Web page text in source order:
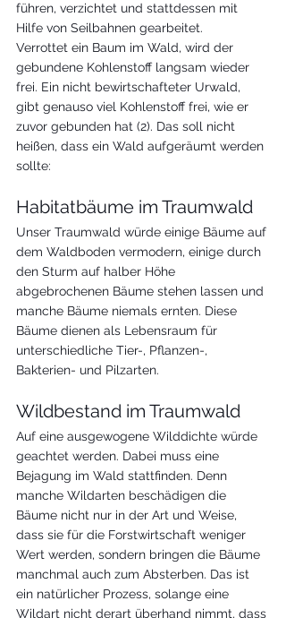
führen, verzichtet und stattdessen mit
Hilfe von Seilbahnen gearbeitet.
Verrottet ein Baum im Wald, wird der
gebundene Kohlenstoff langsam wieder
frei. Ein nicht bewirtschafteter Urwald,
gibt genauso viel Kohlenstoff frei, wie er
zuvor gebunden hat (2). Das soll nicht
heißen, dass ein Wald aufgeräumt werden
sollte:
Habitatbäume im Traumwald
Unser Traumwald würde einige Bäume auf
dem Waldboden vermodern, einige durch
den Sturm auf halber Höhe
abgebrochenen Bäume stehen lassen und
manche Bäume niemals ernten. Diese
Bäume dienen als Lebensraum für
unterschiedliche Tier-, Pflanzen-,
Bakterien- und Pilzarten.
Wildbestand im Traumwald
Auf eine ausgewogene Wilddichte würde
geachtet werden. Dabei muss eine
Bejagung im Wald stattfinden. Denn
manche Wildarten beschädigen die
Bäume nicht nur in der Art und Weise,
dass sie für die Forstwirtschaft weniger
Wert werden, sondern bringen die Bäume
manchmal auch zum Absterben. Das ist
ein natürlicher Prozess, solange eine
Wildart nicht derart überhand nimmt, dass